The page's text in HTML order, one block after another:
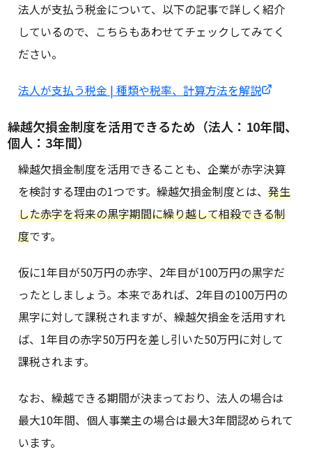
法人が支払う税金について、以下の記事で詳しく紹介
しているので、こちらもあわせてチェックしてみてく
ださい。
法人が支払う税金 | 種類や税率、計算方法を解説
繰越欠損金制度を活用できるため（法人：10年間、
個人：3年間）
繰越欠損金制度を活用できることも、企業が赤字決算
を検討する理由の1つです。繰越欠損金制度とは、発生
した赤字を将来の黒字期間に繰り越して相殺できる制
度です。
仮に1年目が50万円の赤字、2年目が100万円の黒字だ
ったとしましょう。本来であれば、2年目の100万円の
黒字に対して課税されますが、繰越欠損金を活用すれ
ば、1年目の赤字50万円を差し引いた50万円に対して
課税されます。
なお、繰越できる期間が決まっており、法人の場合は
最大10年間、個人事業主の場合は最大3年間認められて
います。